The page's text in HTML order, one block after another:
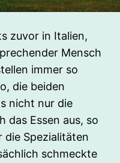
zuvor in Italien,
Mensch
immer so
die beiden
nicht nur die
das Essen aus, so
die Spezialitäten
schmeckte